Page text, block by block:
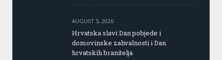
AUGUST 5, 2026
Hrvatska slavi Dan pobjede i
domovinske zahvalnosti i Dan
hrvatskih branitelja